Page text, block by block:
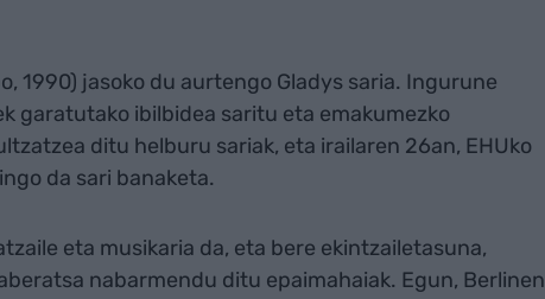
1990) jasoko du aurtengo Gladys saria. Ingurune
garatutako ibilbidea saritu eta emakumezko
ditu helburu sariak, eta irailaren 26an, EHUko
da sari banaketa.
eta musikaria da, eta bere ekintzailetasuna,
nabarmendu ditu epaimahaiak. Egun, Berlinen